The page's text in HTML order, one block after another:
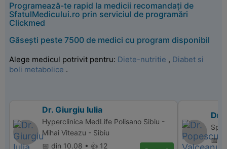
Programează-te rapid la medicii recomandați de
SfatulMedicului.ro prin serviciul de programări
Clickmed
Găsești peste 7500 de medici cu program disponibil
Alege medicul potrivit pentru: Diete-nutritie , Diabet si
boli metabolice .
Dr. Giurgiu Iulia
Hyperclinica MedLife Polisano Sibiu -
Mihai Viteazu - Sibiu
📅 din 10.08 • 👍 12
Dr.
📅